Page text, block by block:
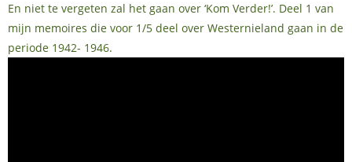
En niet te vergeten zal het gaan over ‘Kom Verder!’. Deel 1 van
mijn memoires die voor 1/5 deel over Westernieland gaan in de
periode 1942- 1946.